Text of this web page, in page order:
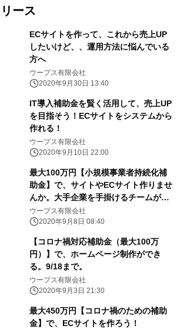
ース
ECサイトを作って、これから売上UP
したいけど、、運用方法に悩んでいる
方へ
ウープス有限会社
2020年9月30日 13:40
IT導入補助金を賢く活用して、売上UP
を目指そう！ECサイトをシステムから
作れる！
ウープス有限会社
2020年9月10日 22:00
最大100万円【小規模事業者持続化補
助金】で、サイトやECサイト作りませ
んか。大手企業を手掛けるチームが制
作。9/18【金】まで
ウープス有限会社
2020年9月8日 08:40
【コロナ禍対応補助金（最大100万
円）】で、ホームページ制作ができ
る。9/18まで。
ウープス有限会社
2020年9月3日 21:30
最大450万円【コロナ禍のための補助
金】で、ECサイトを作ろう！